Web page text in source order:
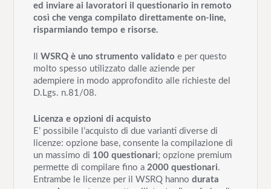
ed inviare ai lavoratori il questionario in remoto
così che venga compilato direttamente on-line,
risparmiando tempo e risorse.
WSRQ è uno strumento validato e per questo
molto spesso utilizzato dalle aziende per
adempiere in modo approfondito alle richieste del
D.Lgs. n.81/08.
Licenza e opzioni di acquisto
E’ possibile l’acquisto di due varianti diverse di
licenze: opzione base, consente la compilazione di
un massimo di 100 questionari; opzione premium
permette di compilare fino a 2000 questionari.
Entrambe le licenze per il WSRQ hanno durata